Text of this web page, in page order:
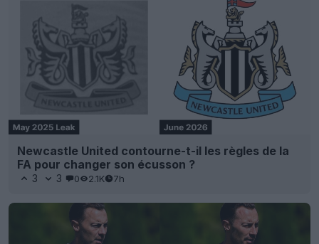
Newcastle United contourne-t-il les règles de la
FA pour changer son écusson ?
3 3 0 2.1K 7h